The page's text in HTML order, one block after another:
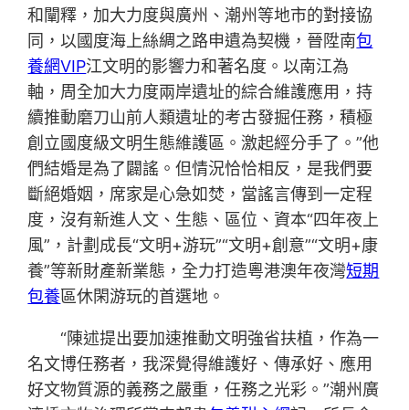
和闡釋，加大力度與廣州、潮州等地市的對接協
同，以國度海上絲綢之路申遺為契機，晉陞南包
養網VIP江文明的影響力和著名度。以南江為
軸，周全加大力度兩岸遺址的綜合維護應用，持
續推動磨刀山前人類遺址的考古發掘任務，積極
創立國度級文明生態維護區。激起經分手了。”他
們結婚是為了闢謠。但情況恰恰相反，是我們要
斷絕婚姻，席家是心急如焚，當謠言傳到一定程
度，沒有新進人文、生態、區位、資本“四年夜上
風”，計劃成長“文明+游玩”“文明+創意”“文明+康
養”等新財產新業態，全力打造粵港澳年夜灣短期
包養區休閑游玩的首選地。
“陳述提出要加速推動文明強省扶植，作為一
名文博任務者，我深覺得維護好、傳承好、應用
好文物質源的義務之嚴重，任務之光彩。”潮州廣